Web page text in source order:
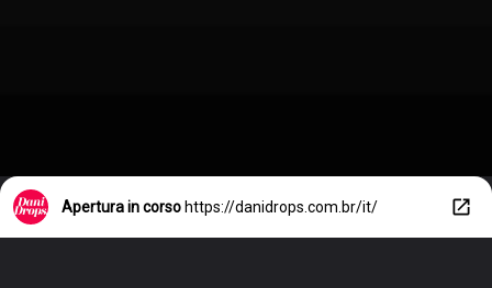
Apertura in corso https://danidrops.com.br/it/